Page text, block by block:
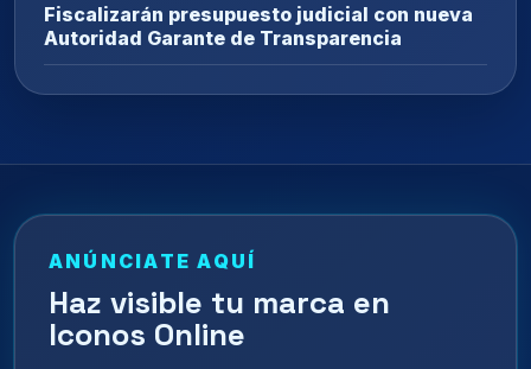
Fiscalizarán presupuesto judicial con nueva
Autoridad Garante de Transparencia
ANÚNCIATE AQUÍ
Haz visible tu marca en
Iconos Online